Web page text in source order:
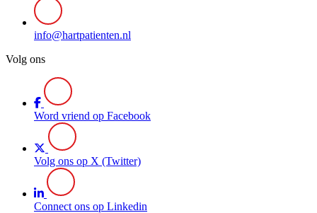
info@hartpatienten.nl
Volg ons
Word vriend op Facebook
Volg ons op X (Twitter)
Connect ons op Linkedin